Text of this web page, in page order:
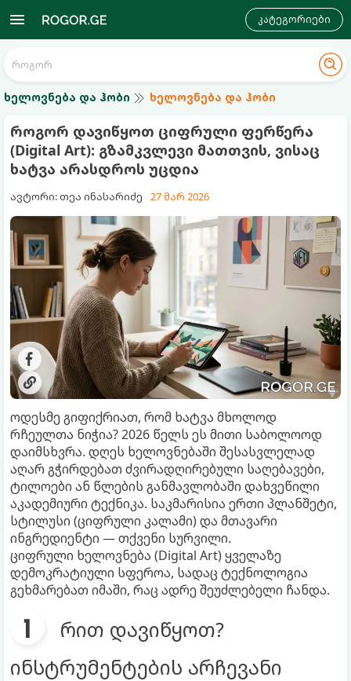
კატეგორიები
ხელოვნება და ჰობი ხელოვნება და ჰობი
როგორ დავიწყოთ ციფრული ფერწერა
(Digital Art): გზამკვლევი მათთვის, ვისაც
ხატვა არასდროს უცდია
ავტორი: თეა ინასარიძე 27 მარ 2026
ოდესმე გიფიქრიათ, რომ ხატვა მხოლოდ
რჩეულთა ნიჭია? 2026 წელს ეს მითი საბოლოოდ
დაიმსხვრა. დღეს ხელოვნებაში შესასვლელად
აღარ გჭირდებათ ძვირადღირებული საღებავები,
ტილოები ან წლების განმავლობაში დახვეწილი
აკადემიური ტექნიკა. საკმარისია ერთი პლანშეტი,
სტილუსი (ციფრული კალამი) და მთავარი
ინგრედიენტი — თქვენი სურვილი.
ციფრული ხელოვნება (Digital Art) ყველაზე
დემოკრატიული სფეროა, სადაც ტექნოლოგია
გეხმარებათ იმაში, რაც ადრე შეუძლებელი ჩანდა.
რით დავიწყოთ?
ინსტრუმენტების არჩევანი